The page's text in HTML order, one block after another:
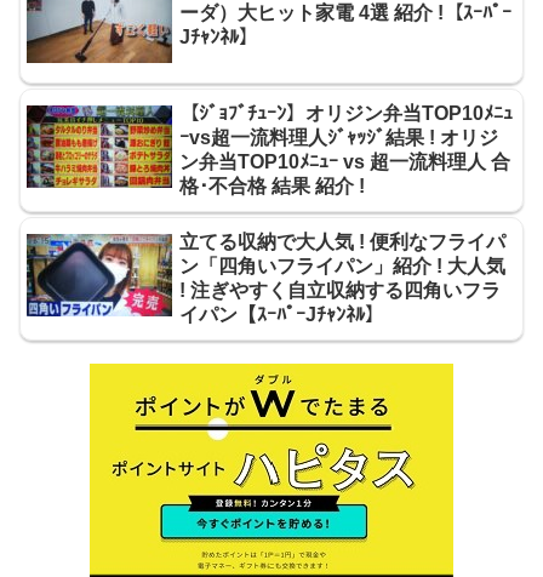
ーダ）大ヒット家電 4選 紹介 !【ｽｰﾊﾟｰ
Jﾁｬﾝﾈﾙ】
【ｼﾞｮﾌﾞﾁｭｰﾝ】オリジン弁当TOP10ﾒﾆｭ
ｰvs超一流料理人ｼﾞｬｯｼﾞ結果 ! オリジ
ン弁当TOP10ﾒﾆｭｰ vs 超一流料理人 合
格･不合格 結果 紹介 !
立てる収納で大人気 ! 便利なフライパ
ン「四角いフライパン」紹介 ! 大人気
! 注ぎやすく自立収納する四角いフラ
イパン【ｽｰﾊﾟｰJﾁｬﾝﾈﾙ】